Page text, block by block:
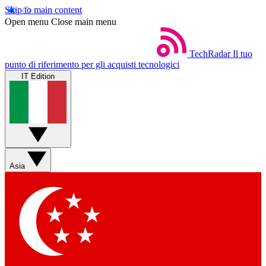
Skip to main content
Open menu Close main menu
TechRadar Il tuo
punto di riferimento per gli acquisti tecnologici
IT Edition
Asia